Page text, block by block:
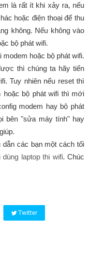
là rất ít khi xảy ra, nếu
hoặc điện thoại để thu
không. Nếu không vào
bộ phát wifi.
hoặc bộ phát wifi.
thì chúng ta hãy tiến
Tuy nhiên nếu reset thì
hoặc bộ phát wifi thì mới
modem hay bộ phát
bên "sửa máy tính" hay
các bạn một cách tối
laptop thi wifi. Chúc
Twitter